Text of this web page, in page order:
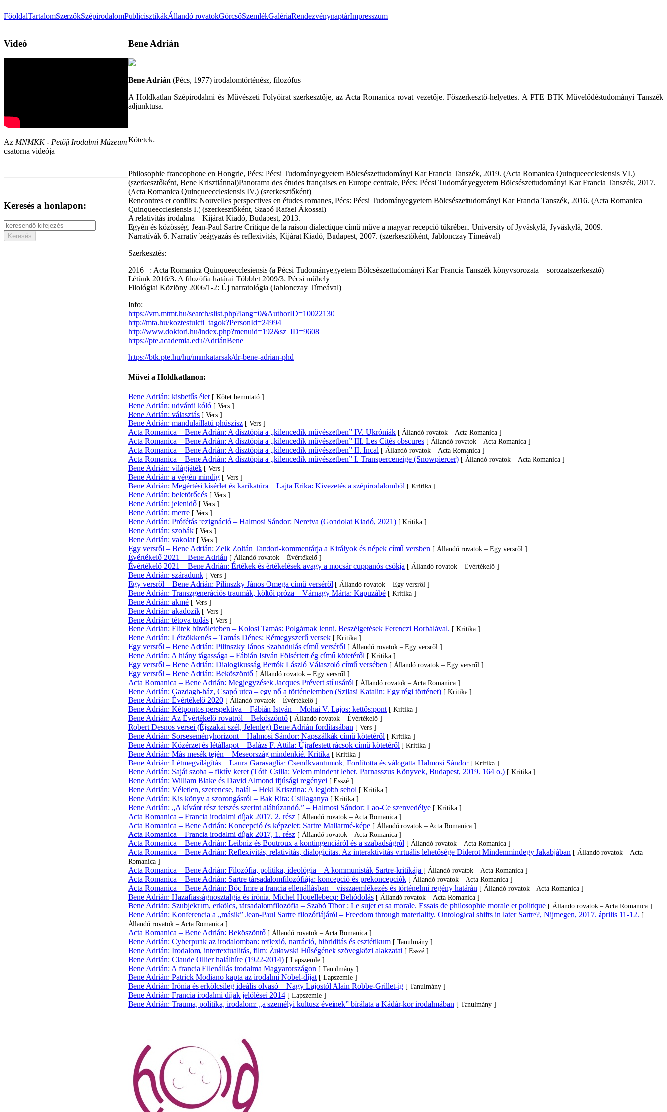
FőoldalTartalomSzerzőkSzépirodalomPublicisztikákÁllandó rovatokGórcsőSzemlékGalériaRendezvénynaptárImpresszum
Videó
Az MNMKK - Petőfi Irodalmi Múzeum
csatorna videója
Keresés a honlapon:
Bene Adrián
Bene Adrián (Pécs, 1977) irodalomtörténész, filozófus
A Holdkatlan Szépirodalmi és Művészeti Folyóirat szerkesztője, az Acta Romanica rovat vezetője. Főszerkesztő-helyettes. A PTE BTK Művelődéstudományi Tanszék
adjunktusa.
Kötetek:
Philosophie francophone en Hongrie, Pécs: Pécsi Tudományegyetem Bölcsészettudományi Kar Francia Tanszék, 2019. (Acta Romanica Quinqueecclesiensis VI.)
(szerkesztőként, Bene Krisztiánnal)Panorama des études françaises en Europe centrale, Pécs: Pécsi Tudományegyetem Bölcsészettudományi Kar Francia Tanszék, 2017.
(Acta Romanica Quinqueecclesiensis IV.) (szerkesztőként)
Rencontres et conflits: Nouvelles perspectives en études romanes, Pécs: Pécsi Tudományegyetem Bölcsészettudományi Kar Francia Tanszék, 2016. (Acta Romanica
Quinqueecclesiensis I.) (szerkesztőként, Szabó Rafael Ákossal)
A relativitás irodalma – Kijárat Kiadó, Budapest, 2013.
Egyén és közösség. Jean-Paul Sartre Critique de la raison dialectique című műve a magyar recepció tükrében. University of Jyväskylä, Jyväskylä, 2009.
Narratívák 6. Narratív beágyazás és reflexivitás, Kijárat Kiadó, Budapest, 2007. (szerkesztőként, Jablonczay Tímeával)
Szerkesztés:
2016– : Acta Romanica Quinqueecclesiensis (a Pécsi Tudományegyetem Bölcsészettudományi Kar Francia Tanszék könyvsorozata – sorozatszerkesztő)
Létünk 2016/3: A filozófia határai Többlet 2009/3: Pécsi műhely
Filológiai Közlöny 2006/1-2: Új narratológia (Jablonczay Tímeával)
Info:
https://vm.mtmt.hu/search/slist.php?lang=0&AuthorID=10022130
http://mta.hu/koztestuleti_tagok?PersonId=24994
http://www.doktori.hu/index.php?menuid=192&sz_ID=9608
https://pte.academia.edu/AdriánBene
https://btk.pte.hu/hu/munkatarsak/dr-bene-adrian-phd
Művei a Holdkatlanon:
Bene Adrián: kisbetűs élet [ Kötet bemutató ]
Bene Adrián: udvárdi kóló [ Vers ]
Bene Adrián: választás [ Vers ]
Bene Adrián: mandulaillatú phüszisz [ Vers ]
Acta Romanica – Bene Adrián: A disztópia a „kilencedik művészetben” IV. Ukróniák [ Állandó rovatok – Acta Romanica ]
Acta Romanica – Bene Adrián: A disztópia a „kilencedik művészetben” III. Les Cités obscures [ Állandó rovatok – Acta Romanica ]
Acta Romanica – Bene Adrián: A disztópia a „kilencedik művészetben” II. Incal [ Állandó rovatok – Acta Romanica ]
Acta Romanica – Bene Adrián: A disztópia a „kilencedik művészetben” I. Transperceneige (Snowpiercer) [ Állandó rovatok – Acta Romanica ]
Bene Adrián: világjáték [ Vers ]
Bene Adrián: a végén mindig [ Vers ]
Bene Adrián: Megértési kísérlet és karikatúra – Lajta Erika: Kivezetés a szépirodalomból [ Kritika ]
Bene Adrián: beletörődés [ Vers ]
Bene Adrián: jelenidő [ Vers ]
Bene Adrián: merre [ Vers ]
Bene Adrián: Prófétás rezignáció – Halmosi Sándor: Neretva (Gondolat Kiadó, 2021) [ Kritika ]
Bene Adrián: szobák [ Vers ]
Bene Adrián: vakolat [ Vers ]
Egy versről – Bene Adrián: Zelk Zoltán Tandori-kommentárja a Királyok és népek című versben [ Állandó rovatok – Egy versről ]
Évértékelő 2021 – Bene Adrián [ Állandó rovatok – Évértékelő ]
Évértékelő 2021 – Bene Adrián: Értékek és értékelések avagy a mocsár cuppanós csókja [ Állandó rovatok – Évértékelő ]
Bene Adrián: száradunk [ Vers ]
Egy versről – Bene Adrián: Pilinszky János Omega című verséről [ Állandó rovatok – Egy versről ]
Bene Adrián: Transzgenerációs traumák, költői próza – Várnagy Márta: Kapuzábé [ Kritika ]
Bene Adrián: akmé [ Vers ]
Bene Adrián: akadozik [ Vers ]
Bene Adrián: tétova tudás [ Vers ]
Bene Adrián: Elitek bűvöletében – Kolosi Tamás: Polgárnak lenni. Beszélgetések Ferenczi Borbálával. [ Kritika ]
Bene Adrián: Létzökkenés – Tamás Dénes: Rémegyszerű versek [ Kritika ]
Egy versről – Bene Adrián: Pilinszky János Szabadulás című verséről [ Állandó rovatok – Egy versről ]
Bene Adrián: A hiány tágassága – Fábián István Fölsértett ég című kötetéről [ Kritika ]
Egy versről – Bene Adrián: Dialogikusság Bertók László Válaszoló című versében [ Állandó rovatok – Egy versről ]
Egy versről – Bene Adrián: Beköszöntő [ Állandó rovatok – Egy versről ]
Acta Romanica – Bene Adrián: Megjegyzések Jacques Prévert stílusáról [ Állandó rovatok – Acta Romanica ]
Bene Adrián: Gazdagh-ház, Csapó utca – egy nő a történelemben (Szilasi Katalin: Egy régi történet) [ Kritika ]
Bene Adrián: Évértékelő 2020 [ Állandó rovatok – Évértékelő ]
Bene Adrián: Kétpontos perspektíva – Fábián István – Mohai V. Lajos: kettős:pont [ Kritika ]
Bene Adrián: Az Évértékelő rovatról – Beköszöntő [ Állandó rovatok – Évértékelő ]
Robert Desnos versei (Éjszakai szél, Jelenleg) Bene Adrián fordításában [ Vers ]
Bene Adrián: Sorseseményhorizont – Halmosi Sándor: Napszálkák című kötetéről [ Kritika ]
Bene Adrián: Közérzet és létállapot – Balázs F. Attila: Újrafestett rácsok című kötetéről [ Kritika ]
Bene Adrián: Más mesék tején – Meseország mindenkié. Kritika [ Kritika ]
Bene Adrián: Létmegvilágítás – Laura Garavaglia: Csendkvantumok, Fordította és válogatta Halmosi Sándor [ Kritika ]
Bene Adrián: Saját szoba – fiktív keret (Tóth Csilla: Velem mindent lehet. Parnasszus Könyvek, Budapest, 2019. 164 o.) [ Kritika ]
Bene Adrián: William Blake és David Almond ifjúsági regényei [ Esszé ]
Bene Adrián: Véletlen, szerencse, halál – Hekl Krisztina: A legjobb sehol [ Kritika ]
Bene Adrián: Kis könyv a szorongásról – Bak Rita: Csillaganya [ Kritika ]
Bene Adrián: „A kívánt rész tetszés szerint aláhúzandó.” – Halmosi Sándor: Lao-Ce szenvedélye [ Kritika ]
Acta Romanica – Francia irodalmi díjak 2017. 2. rész [ Állandó rovatok – Acta Romanica ]
Acta Romanica – Bene Adrián: Koncepció és képzelet: Sartre Mallarmé-képe [ Állandó rovatok – Acta Romanica ]
Acta Romanica – Francia irodalmi díjak 2017, 1. rész [ Állandó rovatok – Acta Romanica ]
Acta Romanica – Bene Adrián: Leibniz és Boutroux a kontingenciáról és a szabadságról [ Állandó rovatok – Acta Romanica ]
Acta Romanica – Bene Adrián: Reflexivitás, relativitás, dialogicitás. Az interaktivitás virtuális lehetősége Diderot Mindenmindegy Jakabjában [ Állandó rovatok – Acta
Romanica ]
Acta Romanica – Bene Adrián: Filozófia, politika, ideológia – A kommunisták Sartre-kritikája [ Állandó rovatok – Acta Romanica ]
Acta Romanica – Bene Adrián: Sartre társadalomfilozófiája: koncepció és prekoncepciók [ Állandó rovatok – Acta Romanica ]
Acta Romanica – Bene Adrián: Bóc Imre a francia ellenállásban – visszaemlékezés és történelmi regény határán [ Állandó rovatok – Acta Romanica ]
Bene Adrián: Hazafiasságnosztalgia és irónia. Michel Houellebecq: Behódolás [ Állandó rovatok – Acta Romanica ]
Bene Adrián: Szubjektum, erkölcs, társadalomfilozófia – Szabó Tibor : Le sujet et sa morale. Essais de philosophie morale et politique [ Állandó rovatok – Acta Romanica ]
Bene Adrián: Konferencia a „másik” Jean-Paul Sartre filozófiájáról – Freedom through materiality. Ontological shifts in later Sartre?, Nijmegen, 2017. április 11-12. [
Állandó rovatok – Acta Romanica ]
Acta Romanica – Bene Adrián: Beköszöntő [ Állandó rovatok – Acta Romanica ]
Bene Adrián: Cyberpunk az irodalomban: reflexió, narráció, hibriditás és esztétikum [ Tanulmány ]
Bene Adrián: Irodalom, intertextualitás, film: Żuławski Hűségének szövegközi alakzatai [ Esszé ]
Bene Adrián: Claude Ollier halálhíre (1922-2014) [ Lapszemle ]
Bene Adrián: A francia Ellenállás irodalma Magyarországon [ Tanulmány ]
Bene Adrián: Patrick Modiano kapta az irodalmi Nobel-díjat [ Lapszemle ]
Bene Adrián: Irónia és erkölcsileg ideális olvasó – Nagy Lajostól Alain Robbe-Grillet-ig [ Tanulmány ]
Bene Adrián: Francia irodalmi díjak jelölései 2014 [ Lapszemle ]
Bene Adrián: Trauma, politika, irodalom: „a személyi kultusz éveinek” bírálata a Kádár-kor irodalmában [ Tanulmány ]